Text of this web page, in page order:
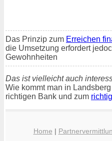
Das Prinzip zum Erreichen
die Umsetzung erfordert
Gewohnheiten
Das ist vielleicht auch
Wie kommt man in
richtigen Bank und zum
Home |